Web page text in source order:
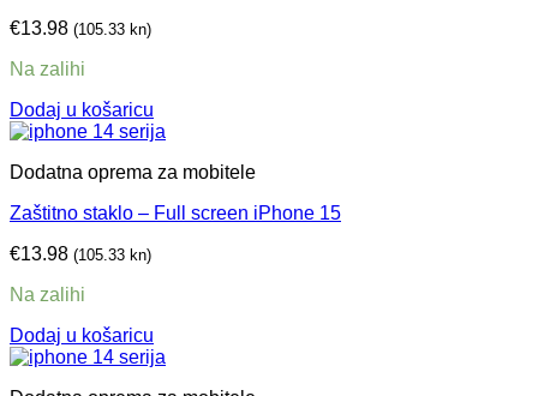
€13.98 (105.33 kn)
Na zalihi
Dodaj u košaricu
Dodatna oprema za mobitele
Zaštitno staklo – Full screen iPhone 15
€13.98 (105.33 kn)
Na zalihi
Dodaj u košaricu